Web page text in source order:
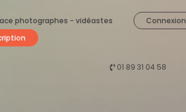
photographes - vidéastes
Connexion
01 89 31 04 58